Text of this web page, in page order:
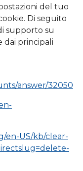
del tuo
Di seguito
supporto su
dai principali
answer/32050
en-US/kb/clear-